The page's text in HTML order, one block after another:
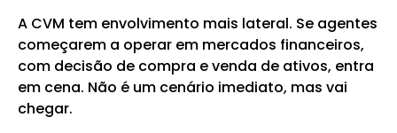
A CVM tem envolvimento mais lateral. Se agentes
começarem a operar em mercados financeiros,
com decisão de compra e venda de ativos, entra
em cena. Não é um cenário imediato, mas vai
chegar.